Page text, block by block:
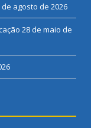
de agosto de 2026
28 de maio de